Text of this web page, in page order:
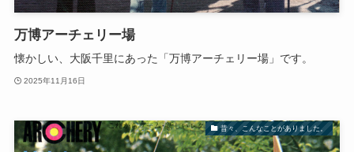
万博アーチェリー場
懐かしい、大阪千里にあった「万博アーチェリー場」です。
2025年11月16日
昔々、こんなことがありました。